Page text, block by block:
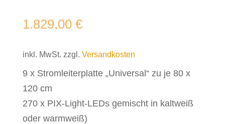
auf
Kundenbewe
1.829,00 €
inkl. MwSt. zzgl. Versandkosten
9 x Stromleiterplatte „Universal“ zu je 80 x
120 cm
270 x PIX-Light-LEDs gemischt in kaltweiß
oder warmweiß)